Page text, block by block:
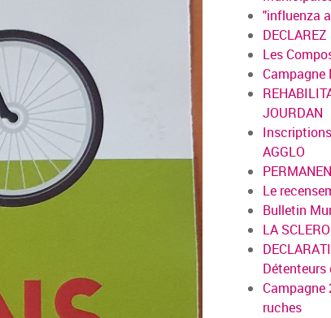
"influenza
Les
Campagne
JOURDAN
AGGLO
Le
Bulletin
LA
Détenteurs
Campagne
ruches